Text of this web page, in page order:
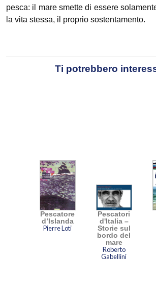
pesca: il mare smette di essere
la vita stessa, il proprio sostentamento.
Ti potrebbero
Pescatore
d’Islanda
Pierre Loti
Pescatori
d'Italia –
Storie sul
bordo del
mare
Roberto
Gabellini